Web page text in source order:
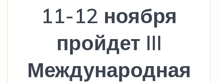
11-12 ноября
пройдет III
Международная